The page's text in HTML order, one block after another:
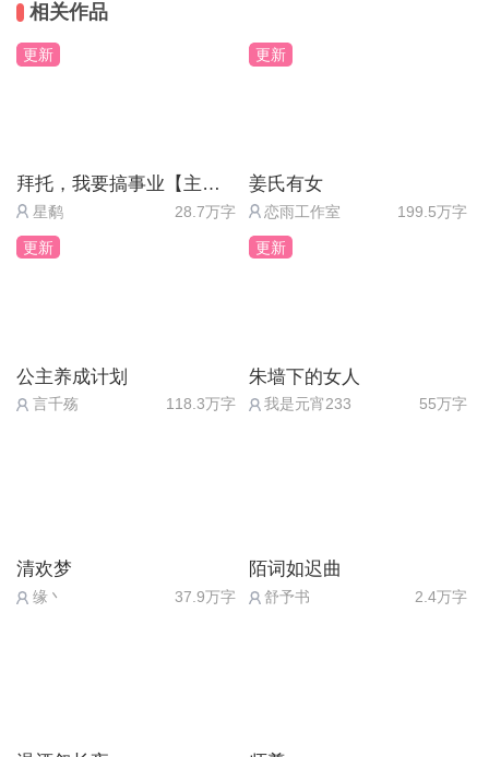
相关作品
更新
拜托，我要搞事业【主线免费】
星鹬 28.7万字
更新
姜氏有女
恋雨工作室 199.5万字
更新
公主养成计划
言千殇 118.3万字
更新
朱墙下的女人
我是元宵233 55万字
清欢梦
缘丶 37.9万字
陌词如迟曲
舒予书 2.4万字